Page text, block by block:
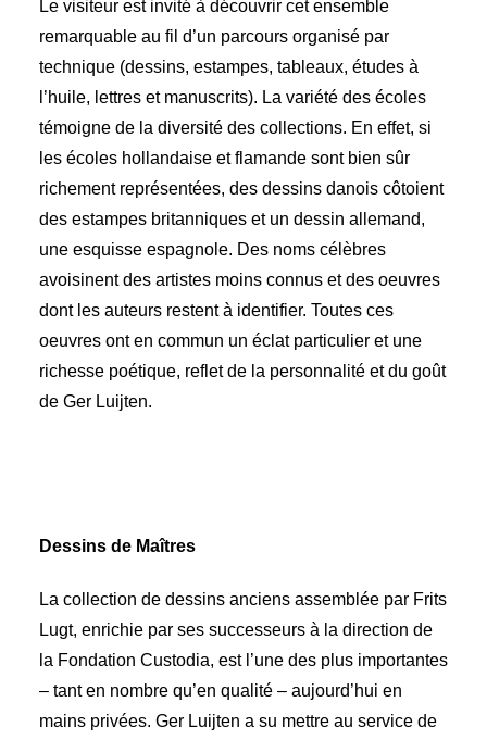
Le visiteur est invité à découvrir cet ensemble
remarquable au fil d’un parcours organisé par
technique (dessins, estampes, tableaux, études à
l’huile, lettres et manuscrits). La variété des écoles
témoigne de la diversité des collections. En effet, si
les écoles hollandaise et flamande sont bien sûr
richement représentées, des dessins danois côtoient
des estampes britanniques et un dessin allemand,
une esquisse espagnole. Des noms célèbres
avoisinent des artistes moins connus et des oeuvres
dont les auteurs restent à identifier. Toutes ces
oeuvres ont en commun un éclat particulier et une
richesse poétique, reflet de la personnalité et du goût
de Ger Luijten.
Dessins de Maîtres
La collection de dessins anciens assemblée par Frits
Lugt, enrichie par ses successeurs à la direction de
la Fondation Custodia, est l’une des plus importantes
– tant en nombre qu’en qualité – aujourd’hui en
mains privées. Ger Luijten a su mettre au service de